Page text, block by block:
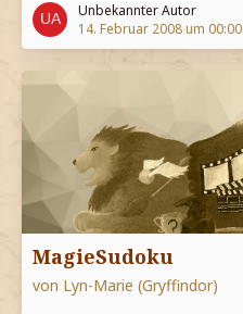
Unbekannter Autor
14. Februar 2008 um 00:00
MagieSudoku
von Lyn-Marie (Gryffindor)